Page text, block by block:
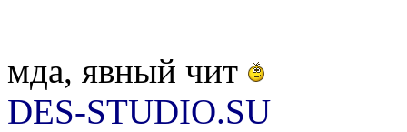
мда, явный чит
DES-STUDIO.SU